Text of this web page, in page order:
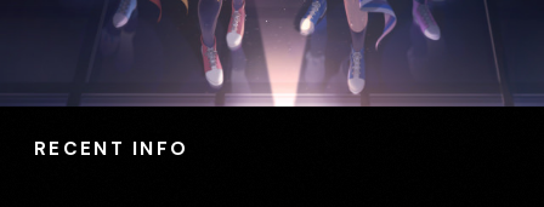
RECENT INFO